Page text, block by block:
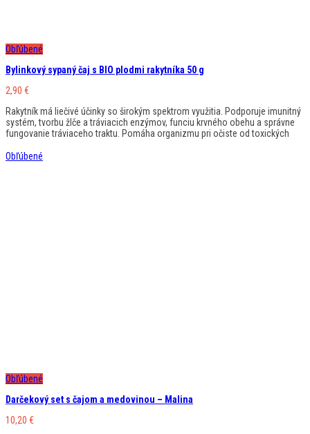
Obľúbené
Bylinkový sypaný čaj s BIO plodmi rakytníka 50 g
2,90 €
Rakytník má liečivé účinky so širokým spektrom využitia. Podporuje imunitný
systém, tvorbu žlče a tráviacich enzýmov, funciu krvného obehu a správne
fungovanie tráviaceho traktu. Pomáha organizmu pri očiste od toxických
Obľúbené
Obľúbené
Darčekový set s čajom a medovinou – Malina
10,20 €